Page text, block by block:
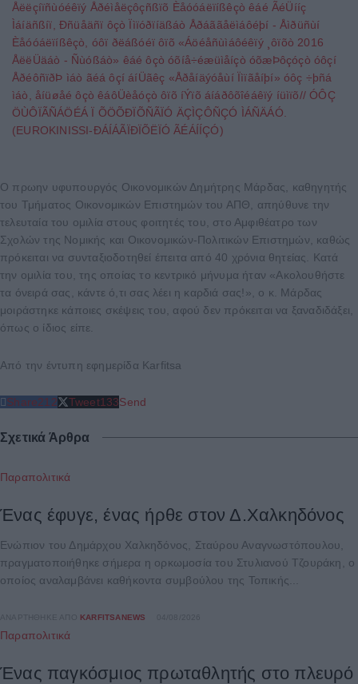
Åëëçíïñùóéêïý Åðéìåëçôçñßïõ Èåóóáëïíßêçò êáé ÃéÜííç
Ìáíäñßíï, Ðñüåäñï ôçò Ïìïóðïíäßáò Åðáããåëìáôéþí - Åìðüñùí
Èåóóáëïíßêçò, óôï ðëáßóéï ôïõ «Áöéåñùìáôéêïý ¸ôïõò 2016
ÅëëÜäáò - Ñùóßáò» êáé ôçò óõíå÷éæüìåíçò óõæÞôçóçò óôçí
ÅðéôñïðÞ ìáò ãéá ôçí áíÜãêç «Åðåíäýóåùí Ïìïãåíþí» óôç ÷þñá
ìáò, åíüøåé ôçò êáôÜèåóçò ôïõ íÝïõ áíáðôõîéáêïý íüìïõ// ÓÔÇ
ÖÙÔÏÃÑÁÖÉÁ Ï ÕÖÕÐÏÕÑÃÏÓ ÄÇÌÇÔÑÇÓ ÌÁÑÄÁÓ.
(EUROKINISSI-ÐÁÍÁÃÏÐÏÕËÏÓ ÃÉÁÍÍÇÓ)
Ο πρωην υφυπουργός Οικονομικών Δημήτρης Μάρδας, καθηγητής
του Τμήματος Οικονομικών Επιστημών του ΑΠΘ, απηύθυνε την
τελευταία του ομιλία στους φοιτητές του, στο Αμφιθέατρο των
Σχολών της Νομικής και Οικονομικών-Πολιτικών Επιστημών, καθώς
πρόκειται να συνταξιοδοτηθεί έπειτα από 40 χρόνια θητείας. Κατά
την ομιλία του, της οποίας το κεντρικό μήνυμα ήταν «Ακολουθήστε
τα όνειρά σας, κάντε ό,τι σας λέει η καρδιά σας!», ο κ. Μάρδας
μοιράστηκε κάποιες σκέψεις του, αφού δεν πρόκειται να ξαναδιδάξει,
όπως ο ίδιος είπε.
Από την έντυπη εφημερίδα Karfitsa
Share212 Tweet133Send
Σχετικά Άρθρα
Παραπολιτικά
Ένας έφυγε, ένας ήρθε στον Δ.Χαλκηδόνος
Ενώπιον του Δημάρχου Χαλκηδόνος, Σταύρου Αναγνωστόπουλου,
πραγματοποιήθηκε σήμερα η ορκωμοσία του Στυλιανού Τζουράκη, ο
οποίος αναλαμβάνει καθήκοντα συμβούλου της Τοπικής...
ΑΝΑΡΤΉΘΗΚΕ ΑΠΌ KARFITSANEWS
Παραπολιτικά
Ένας παγκόσμιος πρωταθλητής στο πλευρό